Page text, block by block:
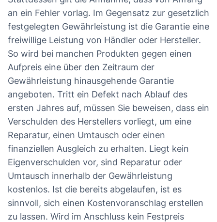
an ein Fehler vorlag. Im Gegensatz zur gesetzlich
festgelegten Gewährleistung ist die Garantie eine
freiwillige Leistung von Händler oder Hersteller.
So wird bei manchen Produkten gegen einen
Aufpreis eine über den Zeitraum der
Gewährleistung hinausgehende Garantie
angeboten. Tritt ein Defekt nach Ablauf des
ersten Jahres auf, müssen Sie beweisen, dass ein
Verschulden des Herstellers vorliegt, um eine
Reparatur, einen Umtausch oder einen
finanziellen Ausgleich zu erhalten. Liegt kein
Eigenverschulden vor, sind Reparatur oder
Umtausch innerhalb der Gewährleistung
kostenlos. Ist die bereits abgelaufen, ist es
sinnvoll, sich einen Kostenvoranschlag erstellen
zu lassen. Wird im Anschluss kein Festpreis